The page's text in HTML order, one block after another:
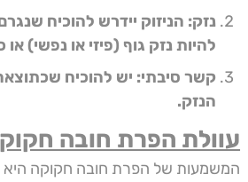
נזק: הניזוק יידרש להוכיח
להיות נזק גוף (פיזי או נפשי)
קשר סיבתי: יש להוכיח
הנזק.
עוולת הפרת חובה
המשמעות של הפרת חובה חקוקה היא